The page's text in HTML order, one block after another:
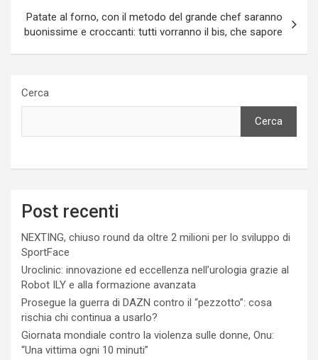
Patate al forno, con il metodo del grande chef saranno
buonissime e croccanti: tutti vorranno il bis, che sapore
Cerca
Cerca
Post recenti
NEXTING, chiuso round da oltre 2 milioni per lo sviluppo di
SportFace
Uroclinic: innovazione ed eccellenza nell’urologia grazie al
Robot ILY e alla formazione avanzata
Prosegue la guerra di DAZN contro il “pezzotto”: cosa
rischia chi continua a usarlo?
Giornata mondiale contro la violenza sulle donne, Onu:
“Una vittima ogni 10 minuti”